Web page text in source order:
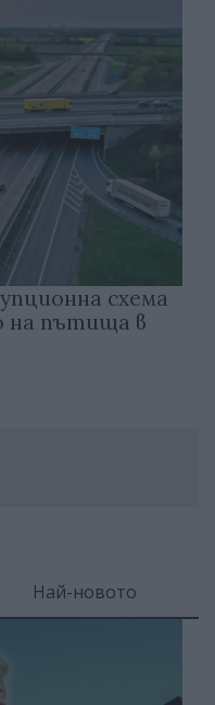
схема
на пътища в
Най-новото